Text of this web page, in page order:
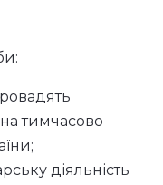
тимчасово
діяльність